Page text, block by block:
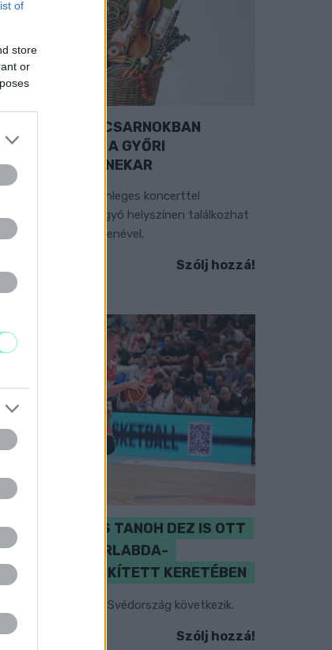
of
store
or
A VÁSÁRCSARNOKBAN
ÚJ ÉVADÁT A GYŐRI
ZENEKAR
piac” című különleges koncerttel
7-én rendhagyó helyszínen találkozhat
a klasszikus zenével.
Szólj hozzá!
VÁRADI ÉS TANOH DEZ IS OTT
A FÉRFI KOSÁRLABDA-
SZŰKÍTETT KERETÉBEN
Szlovénia és Svédország következik.
Szólj hozzá!